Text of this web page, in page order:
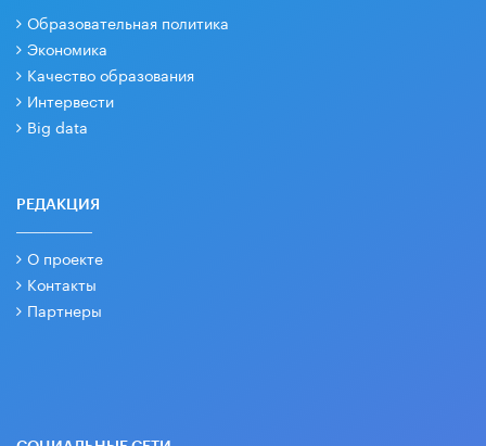
Образовательная политика
Экономика
Качество образования
Интервести
Big data
РЕДАКЦИЯ
О проекте
Контакты
Партнеры